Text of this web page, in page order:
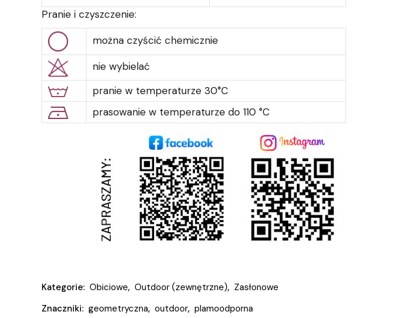
Pranie i czyszczenie:
można czyścić chemicznie
nie wybielać
pranie w temperaturze 30°C
prasowanie w temperaturze do 110 °C
Kategorie: Obiciowe, Outdoor (zewnętrzne), Zasłonowe
Znaczniki: geometryczna, outdoor, plamoodporna